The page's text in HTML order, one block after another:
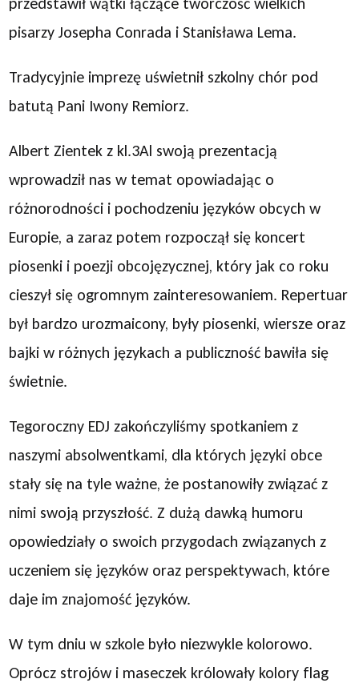
pisarzy Josepha Conrada i Stanisława Lema.
Tradycyjnie imprezę uświetnił szkolny chór pod
batutą Pani Iwony Remiorz.
Albert Zientek z kl.3Al swoją prezentacją
wprowadził nas w temat opowiadając o
różnorodności i pochodzeniu języków obcych w
Europie, a zaraz potem rozpoczął się koncert
piosenki i poezji obcojęzycznej, który jak co roku
cieszył się ogromnym zainteresowaniem. Repertuar
był bardzo urozmaicony, były piosenki, wiersze oraz
bajki w różnych językach a publiczność bawiła się
świetnie.
Tegoroczny EDJ zakończyliśmy spotkaniem z
naszymi absolwentkami, dla których języki obce
stały się na tyle ważne, że postanowiły związać z
nimi swoją przyszłość. Z dużą dawką humoru
opowiedziały o swoich przygodach związanych z
uczeniem się języków oraz perspektywach, które
daje im znajomość języków.
W tym dniu w szkole było niezwykle kolorowo.
Oprócz strojów i maseczek królowały kolory flag